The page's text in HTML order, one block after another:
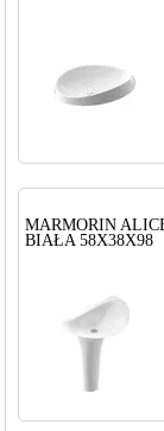
MARMORIN
BIAŁA 58X38X98